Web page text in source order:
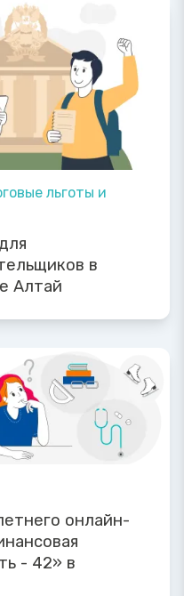
льготы и
в
Алтай
онлайн-
- 42» в